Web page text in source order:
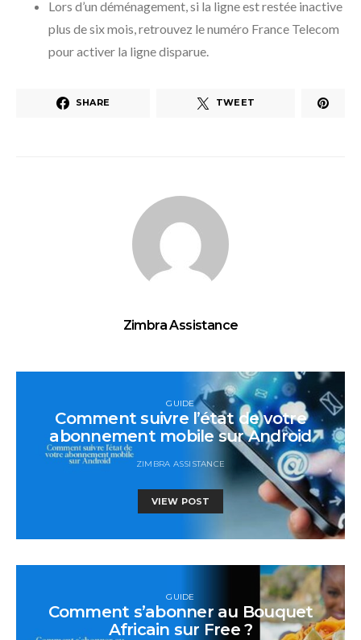
Lors d’un déménagement, si la ligne est restée inactive
plus de six mois, retrouvez le numéro France Telecom
pour activer la ligne disparue.
SHARE TWEET
Zimbra Assistance
GUIDE
Comment suivre l’état de votre
abonnement mobile sur Android
ZIMBRA ASSISTANCE
VIEW POST
GUIDE
Comment s’abonner au Bouquet
Africain sur Free ?